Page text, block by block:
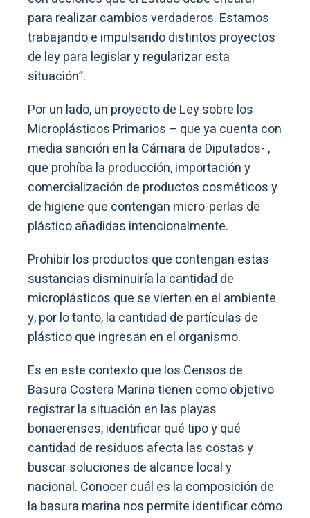
para realizar cambios verdaderos. Estamos
trabajando e impulsando distintos proyectos
de ley para legislar y regularizar esta
situación”.
Por un lado, un proyecto de Ley sobre los
Microplásticos Primarios – que ya cuenta con
media sanción en la Cámara de Diputados- ,
que prohíba la producción, importación y
comercialización de productos cosméticos y
de higiene que contengan micro-perlas de
plástico añadidas intencionalmente.
Prohibir los productos que contengan estas
sustancias disminuiría la cantidad de
microplásticos que se vierten en el ambiente
y, por lo tanto, la cantidad de partículas de
plástico que ingresan en el organismo.
Es en este contexto que los Censos de
Basura Costera Marina tienen como objetivo
registrar la situación en las playas
bonaerenses, identificar qué tipo y qué
cantidad de residuos afecta las costas y
buscar soluciones de alcance local y
nacional. Conocer cuál es la composición de
la basura marina nos permite identificar cómo